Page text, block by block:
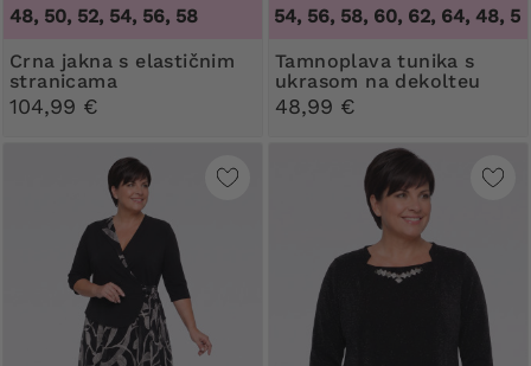
48, 50, 52, 54, 56, 58
Crna jakna s elastičnim
stranicama
104,99 €
48, 50, 52, 54, 56, 58, 60, 62, 64, 48, 50,
Tamnoplava tunika s
ukrasom na dekolteu
48,99 €